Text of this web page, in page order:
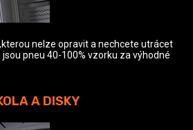
nelze opravit a nechcete utrácet
pneu 40-100% vzorku za výhodné
A DISKY